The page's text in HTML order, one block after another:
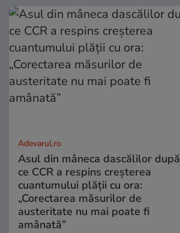
Adevarul.ro
Asul din mâneca dascălilor după
ce CCR a respins creșterea
cuantumului plății cu ora:
„Corectarea măsurilor de
austeritate nu mai poate fi
amânată”